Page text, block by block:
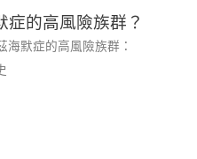
症的高風險族群？
默症的高風險族群：